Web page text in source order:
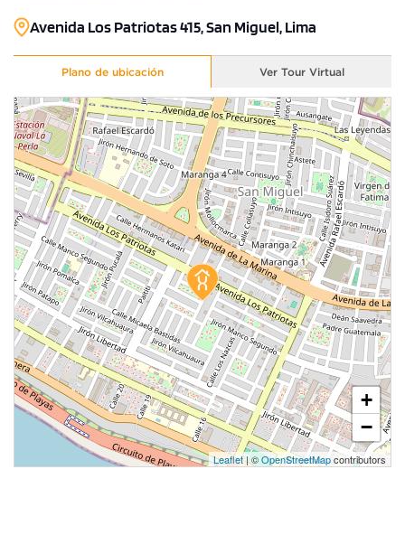
Avenida Los Patriotas 415, San Miguel, Lima
Plano de ubicación Ver Tour Virtual
+
−
Leaflet| ©OpenStreetMapcontributors